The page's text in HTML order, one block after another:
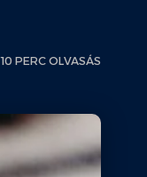
10 PERC OLVASÁS